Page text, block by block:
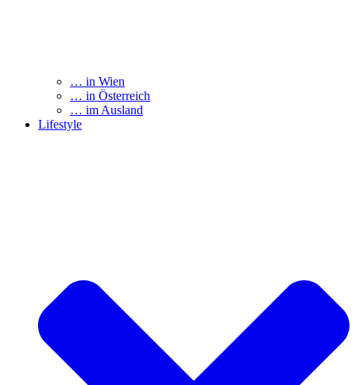
… in Wien
… in Österreich
… im Ausland
Lifestyle